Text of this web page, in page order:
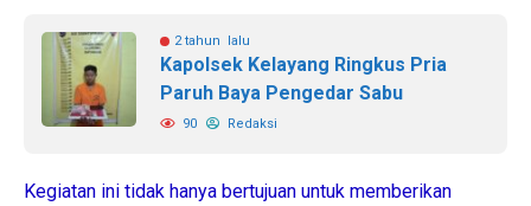
2 tahun lalu
Kapolsek Kelayang Ringkus Pria
Paruh Baya Pengedar Sabu
90 Redaksi
Kegiatan ini tidak hanya bertujuan untuk memberikan